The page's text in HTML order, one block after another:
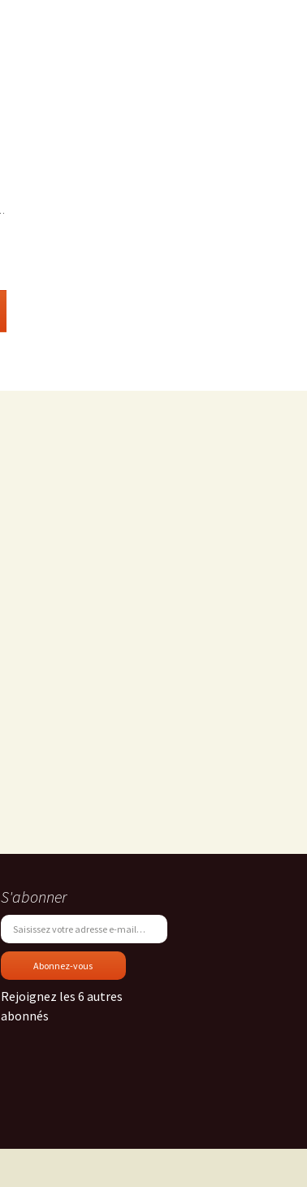
S'abonner
Saisissez votre adresse e-mail…
Abonnez-vous
Rejoignez les 6 autres
abonnés